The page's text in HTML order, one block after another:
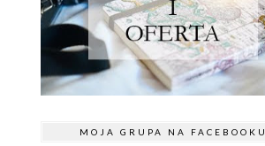
MOJA GRUPA NA FACEBOOKU